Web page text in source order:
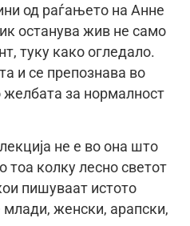
од раѓањето на Анне
останува жив не само
туку како огледало.
и се препознава во
желбата за нормалност
не е во она што
тоа колку лесно светот
пишуваат истото
млади, женски, арапски,